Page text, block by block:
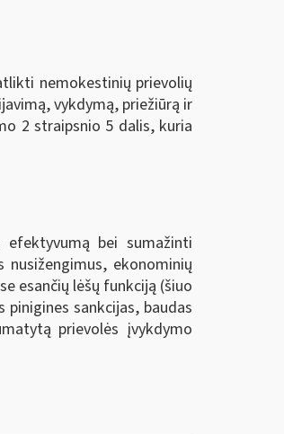
nemokestinių prievolių
vykdymą, priežiūrą ir
2 straipsnio 5 dalis, kuria
bei sumažinti
ekonominių
esančių lėšų funkciją (šiuo
sankcijas, baudas
prievolės įvykdymo